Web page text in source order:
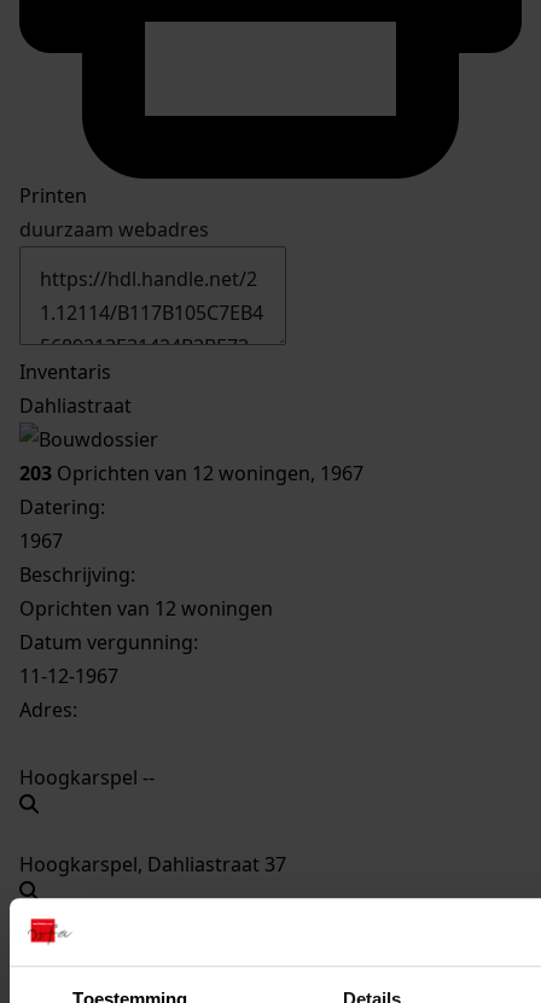
Toestemming Details
Printen
duurzaam webadres
Inventaris
Dahliastraat
203 Oprichten van 12 woningen, 1967
Datering:
1967
Beschrijving:
Oprichten van 12 woningen
Datum vergunning:
11-12-1967
Adres:
Hoogkarspel --
Hoogkarspel, Dahliastraat 37
Hoogkarspel, Dahliastraat 39